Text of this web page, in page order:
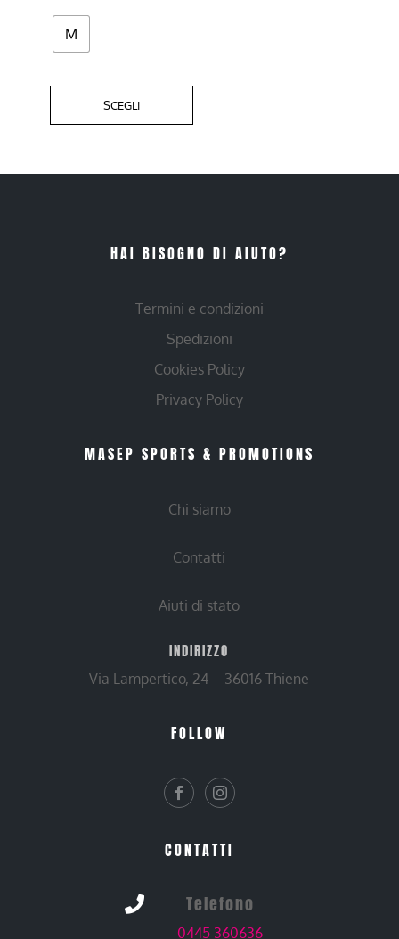
M
SCEGLI
del
prodotto
HAI BISOGNO DI AIUTO?
Termini e condizioni
Spedizioni
Cookies Policy
Privacy Policy
MASEP SPORTS & PROMOTIONS
Chi siamo
Contatti
Aiuti di stato
INDIRIZZO
Via Lampertico, 24 – 36016 Thiene
FOLLOW
CONTATTI
 Telefono
0445 360636